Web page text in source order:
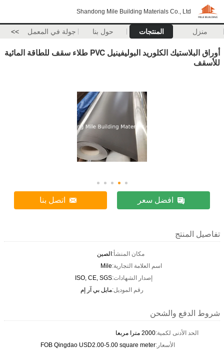
Shandong Mile Building Materials Co., Ltd
منزل المنتجات حول بنا جولة في المعمل >>
أوراق البلاستيك الكلوريد البوليفينيل PVC طلاء سقف للطاقة المائية
للأسقف
افضل سعر اتصل بنا
تفاصيل المنتج
مكان المنشأ:الصين
اسم العلامة التجارية:Mile
إصدار الشهادات:ISO, CE, SGS
رقم الموديل:مايل بي آر إم
شروط الدفع والشحن
الحد الأدنى لكمية:2000 مترا مربعا
الأسعار:FOB Qingdao USD2.00-5.00 square meter